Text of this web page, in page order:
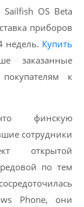
OS Beta
приборов
недель. Купить
заказанные
к
финскую
сотрудники
открытой
по тем
Phone, они